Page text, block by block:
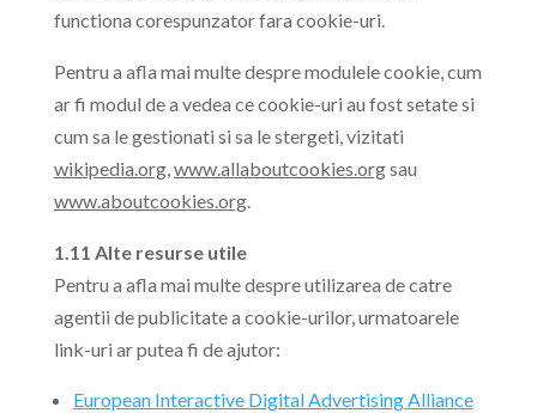
functiona corespunzator fara cookie-uri.
Pentru a afla mai multe despre modulele cookie, cum
ar fi modul de a vedea ce cookie-uri au fost setate si
cum sa le gestionati si sa le stergeti, vizitati
wikipedia.org,www.allaboutcookies.orgsau
www.aboutcookies.org.
1.11 Alte resurse utile
Pentru a afla mai multe despre utilizarea de catre
agentii de publicitate a cookie-urilor, urmatoarele
link-uri ar putea fi de ajutor:
European Interactive Digital Advertising Alliance